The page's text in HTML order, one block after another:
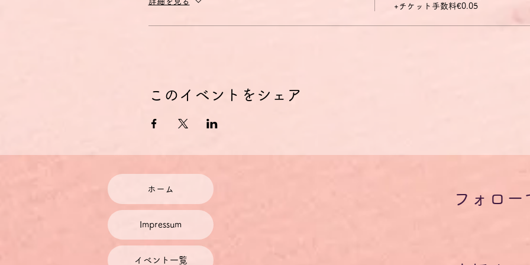
+チケット手数料€0.05
このイベントをシェア
ホーム
Impressum
イベント一覧
フォロー